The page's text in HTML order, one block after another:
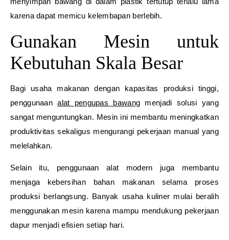
karena dapat memicu kelembapan berlebih.
Gunakan Mesin untuk
Kebutuhan Skala Besar
Bagi usaha makanan dengan kapasitas produksi tinggi,
penggunaanalat pengupas bawang menjadi solusi yang
sangat menguntungkan. Mesin ini membantu meningkatkan
produktivitas sekaligus mengurangi pekerjaan manual yang
melelahkan.
Selain itu, penggunaan alat modern juga membantu
menjaga kebersihan bahan makanan selama proses
produksi berlangsung. Banyak usaha kuliner mulai beralih
menggunakan mesin karena mampu mendukung pekerjaan
dapur menjadi efisien setiap hari.